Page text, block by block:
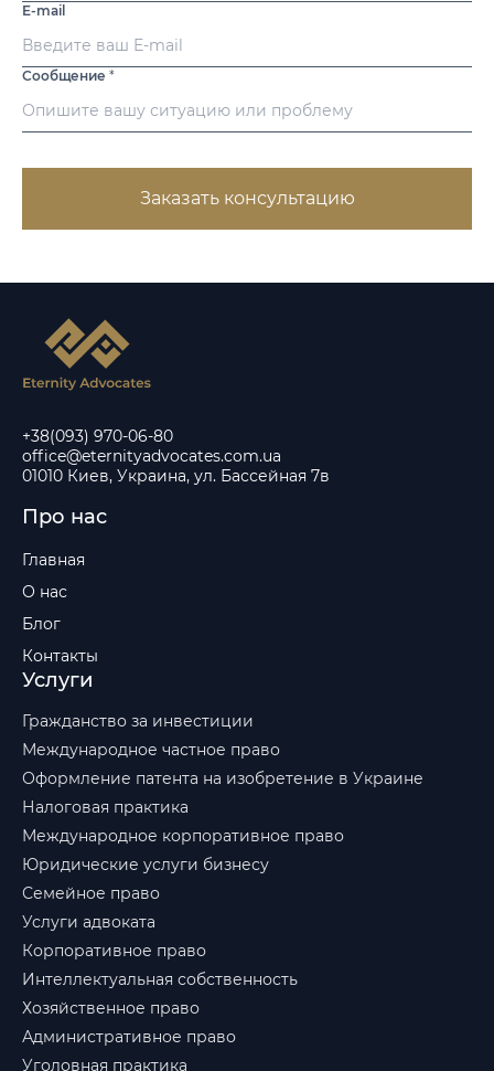
E-mail
Сообщение *
Заказать консультацию
+38(093) 970-06-80
office@eternityadvocates.com.ua
01010 Киев, Украина, ул. Бассейная 7в
Про нас
Главная
О нас
Блог
Контакты
Услуги
Гражданство за инвестиции
Международное частное право
Оформление патента на изобретение в Украине
Налоговая практика
Международное корпоративное право
Юридические услуги бизнесу
Семейное право
Услуги адвоката
Корпоративное право
Интеллектуальная собственность
Хозяйственное право
Административное право
Уголовная практика